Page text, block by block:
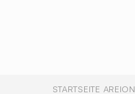
STARTSEITE AREION